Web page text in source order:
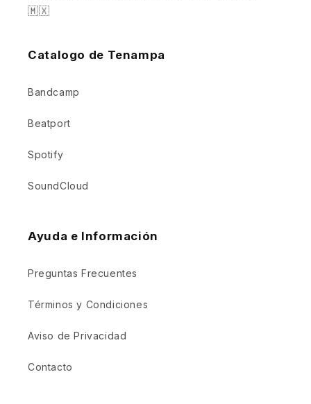
🇲🇽
Catalogo de Tenampa
Bandcamp
Beatport
Spotify
SoundCloud
Ayuda e Información
Preguntas Frecuentes
Términos y Condiciones
Aviso de Privacidad
Contacto